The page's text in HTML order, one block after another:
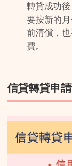
轉貸成功
要按新的
前清償，
費。
信貸轉貸申